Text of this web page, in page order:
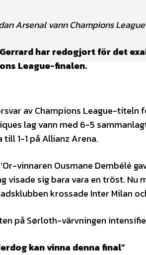
Arsenal vann Champions League
har redogjort för det
League-finalen.
av Champions League-
lag vann med 6-5
till 1-1 på Allianz Arena.
vinnaren Ousmane Dembélé
visade sig bara vara en tröst. Nu
krossade Inter Milan
på Sørloth-värvningen
kan vinna denna final”